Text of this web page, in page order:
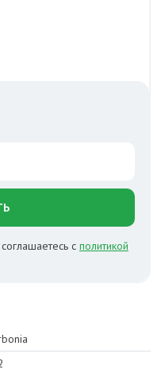
с политикой